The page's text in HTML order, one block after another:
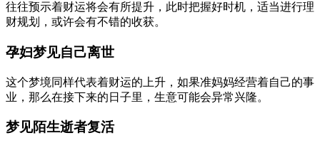
往往预示着财运将会有所提升，此时把握好时机，适当进行理
财规划，或许会有不错的收获。
孕妇梦见自己离世
这个梦境同样代表着财运的上升，如果准妈妈经营着自己的事
业，那么在接下来的日子里，生意可能会异常兴隆。
梦见陌生逝者复活